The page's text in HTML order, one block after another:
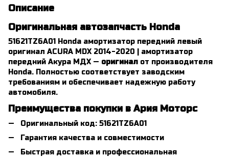
Описание
Оригинальная автозапчасть Honda
51621TZ6A01 Honda амортизатор передний левый
оригинал ACURA MDX 2014-2020 | амортизатор
передний Акура МДХ — оригинал от производителя
Honda. Полностью соответствует заводским
требованиям и обеспечивает надежную работу
автомобиля.
Преимущества покупки в Ария Моторс
Оригинальный код: 51621TZ6A01
Гарантия качества и совместимости
Быстрая доставка и профессиональная